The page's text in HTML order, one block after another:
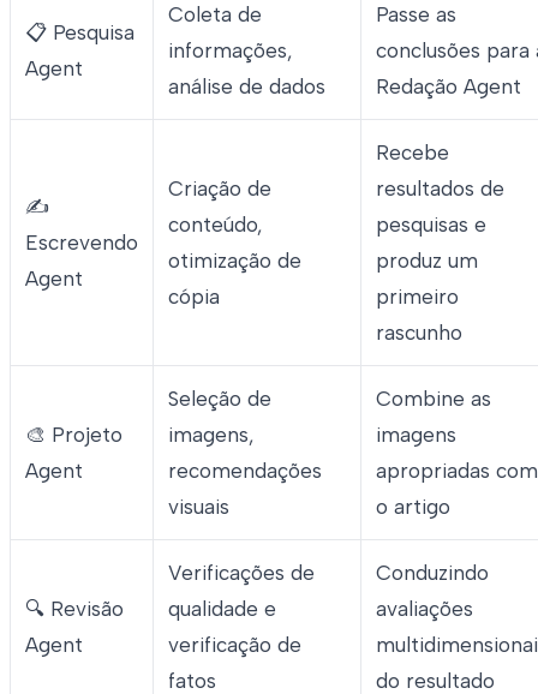
📋 Pesquisa
Agent
Coleta de
informações,
análise de dados
Passe as
conclusões para
Redação Agent
✍️
Escrevendo
Agent
Criação de
conteúdo,
otimização de
cópia
Recebe
resultados de
pesquisas e
produz um
primeiro
rascunho
🎨 Projeto
Agent
Seleção de
imagens,
recomendações
visuais
Combine as
imagens
apropriadas com
o artigo
🔍 Revisão
Agent
Verificações de
qualidade e
verificação de
fatos
Conduzindo
avaliações
do resultado